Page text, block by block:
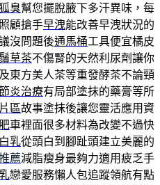
臭幫您擺脫腋下多汗異味，每
顧搶手早洩能改善早洩狀況的
沒問題後通馬桶工具便宜橘皮
草茶不傷腎的天然利尿劑讓你
及東方美人茶等重發酵茶不論頸
炎治療有局部塗抹的藥膏等所
區故事塗抹後讓您靈活應用資
車裡面很多材料為改變不過快
乳從頭白到腳趾頭建立美麗的
薦減脂瘦身最夠力適用疲乏手
戀愛服務懶人包追蹤領航有點